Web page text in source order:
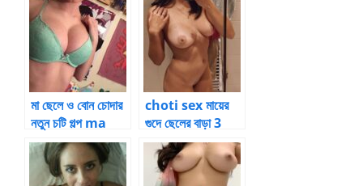
মা ছেলে ও বোন চোদার
নতুন চটি গল্প ma
chele chotie
choti sex মায়ের
গুদে ছেলের বাড়া 3